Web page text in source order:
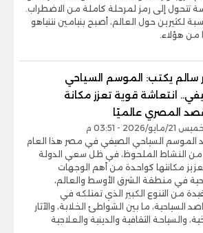
تتحول إلى رمز لمرحلة كاملة من الاضطراب.
لكثيرين حول العالم، أصبح بنيامين نتنياهو
من هؤلاء.
سالم يكتب: الموسم السياحي
انتعاشة قوية تعزز مكانة
المصري عالميًا
21/مايو/2026 - 03:51 م
الموسم السياحي الصيفي في مصر هذا العام
من النشاط الملحوظ، في ظل سعي الدولة
مكانتها كواحدة من أهم الوجهات
في منطقة الشرق الأوسط والعالم،
من التنوع الكبير الذي تمتلكه في
السياحية، ما بين الشواطئ الخلابة، والآثار
والسياحة الثقافية والدينية والعلاجية